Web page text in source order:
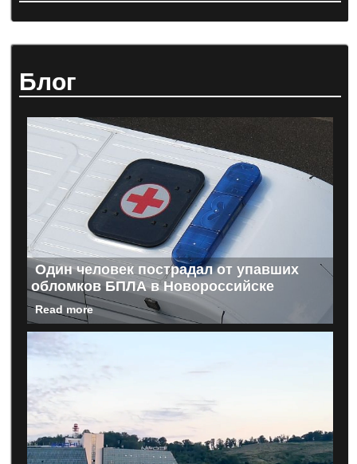
Блог
Один человек пострадал от упавших
обломков БПЛА в Новороссийске
Read more